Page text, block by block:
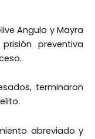
Angulo y Mayra
preventiva
terminaron
abreviado y